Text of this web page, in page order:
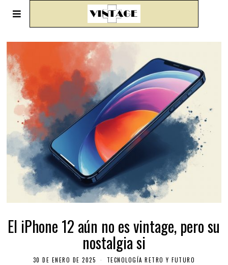
El iPhone 12 aún no es vintage, pero su
nostalgia si
30 DE ENERO DE 2025 TECNOLOGÍA RETRO Y FUTURO